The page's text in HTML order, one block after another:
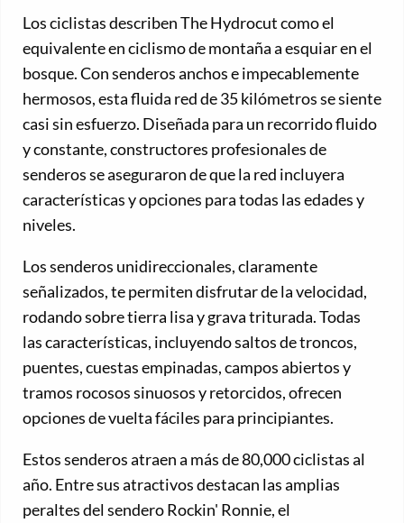
Los ciclistas describen The Hydrocut como el
equivalente en ciclismo de montaña a esquiar en el
bosque. Con senderos anchos e impecablemente
hermosos, esta fluida red de 35 kilómetros se siente
casi sin esfuerzo. Diseñada para un recorrido fluido
y constante, constructores profesionales de
senderos se aseguraron de que la red incluyera
características y opciones para todas las edades y
niveles.
Los senderos unidireccionales, claramente
señalizados, te permiten disfrutar de la velocidad,
rodando sobre tierra lisa y grava triturada. Todas
las características, incluyendo saltos de troncos,
puentes, cuestas empinadas, campos abiertos y
tramos rocosos sinuosos y retorcidos, ofrecen
opciones de vuelta fáciles para principiantes.
Estos senderos atraen a más de 80,000 ciclistas al
año. Entre sus atractivos destacan las amplias
peraltes del sendero Rockin' Ronnie, el